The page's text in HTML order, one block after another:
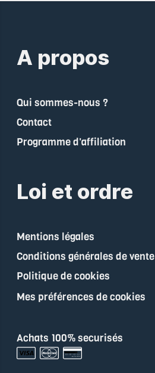
A propos
Qui sommes-nous ?
Contact
Programme d'affiliation
Loi et ordre
Mentions légales
Conditions générales de vente
Politique de cookies
Mes préférences de cookies
Achats 100% securisés